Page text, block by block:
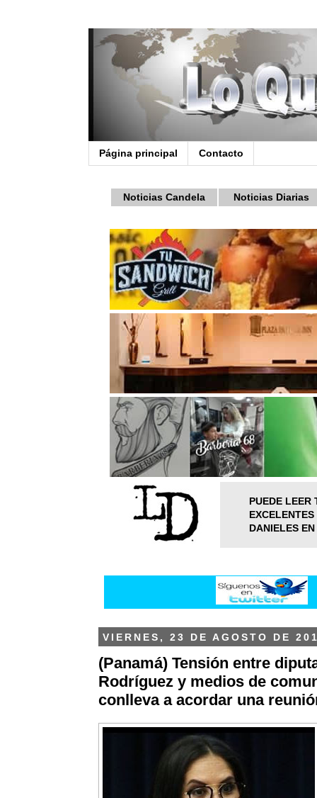
Página principal Contacto
Noticias Candela Noticias Diarias
PUEDE LEER
DANIELES
VIERNES, 23 DE AGOSTO DE
(Panamá) Tensión entre
Rodríguez y medios de
conlleva a acordar una